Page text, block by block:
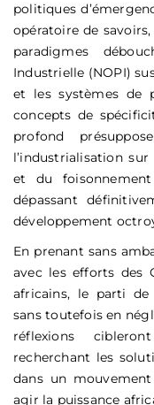
politiques
opératoire de
paradigmes
Industrielle (NOPI)
et les systèmes de
concepts de
profond
l’industrialisation
et du
dépassant
développement
En prenant sans
avec les efforts des
africains, le parti de
sans toutefois en
réflexions
recherchant les
dans un
agir la puissance